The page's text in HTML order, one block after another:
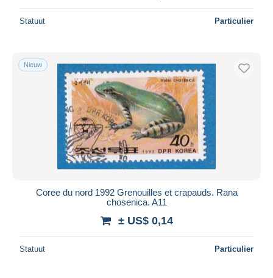
Statuut Particulier
Nieuw
Coree du nord 1992 Grenouilles et crapauds. Rana
chosenica. A11
± US$ 0,14
Statuut Particulier